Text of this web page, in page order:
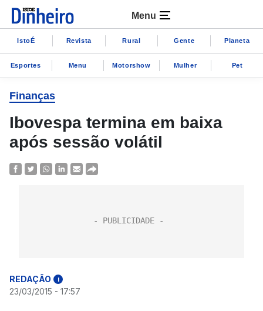
Menu
IstoÉ Revista Rural Gente Planeta
Esportes Menu Motorshow Mulher Pet
Finanças
Ibovespa termina em baixa
após sessão volátil
REDAÇÃO i
23/03/2015 - 17:57